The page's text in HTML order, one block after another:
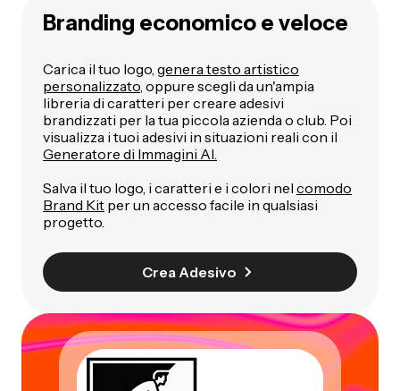
Branding economico e veloce
Carica il tuo logo, genera testo artistico
personalizzato, oppure scegli da un'ampia
libreria di caratteri per creare adesivi
brandizzati per la tua piccola azienda o club. Poi
visualizza i tuoi adesivi in situazioni reali con il
Generatore di Immagini AI.
Salva il tuo logo, i caratteri e i colori nel comodo
Brand Kit per un accesso facile in qualsiasi
progetto.
Crea Adesivo